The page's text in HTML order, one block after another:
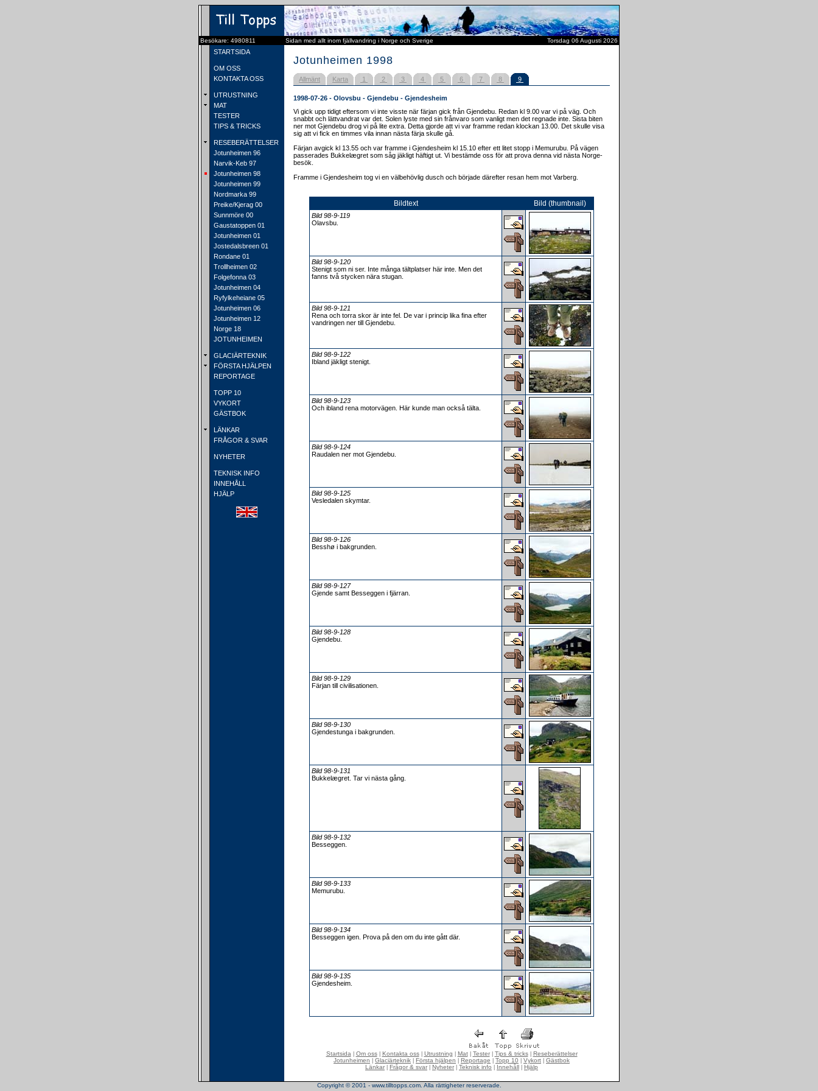
Besökare: 4980811 Sidan med allt inom fjällvandring i Norge och Sverige Torsdag 06 Augusti 2026
STARTSIDA
OM OSS
KONTAKTA OSS
UTRUSTNING
MAT
TESTER
TIPS & TRICKS
RESEBERÄTTELSER
Jotunheimen 96
Narvik-Keb 97
Jotunheimen 98
Jotunheimen 99
Nordmarka 99
Preike/Kjerag 00
Sunnmöre 00
Gaustatoppen 01
Jotunheimen 01
Jostedalsbreen 01
Rondane 01
Trollheimen 02
Folgefonna 03
Jotunheimen 04
Ryfylkeheiane 05
Jotunheimen 06
Jotunheimen 12
Norge 18
JOTUNHEIMEN
GLACIÄRTEKNIK
FÖRSTA HJÄLPEN
REPORTAGE
TOPP 10
VYKORT
GÄSTBOK
LÄNKAR
FRÅGOR & SVAR
NYHETER
TEKNISK INFO
INNEHÅLL
HJÄLP
Jotunheimen 1998
Allmänt Karta 1 2 3 4 5 6 7 8 9
1998-07-26 - Olovsbu - Gjendebu - Gjendesheim
Vi gick upp tidigt eftersom vi inte visste när färjan gick från Gjendebu. Redan kl 9.00 var vi på väg. Och
snabbt och lättvandrat var det. Solen lyste med sin frånvaro som vanligt men det regnade inte. Sista biten
ner mot Gjendebu drog vi på lite extra. Detta gjorde att vi var framme redan klockan 13.00. Det skulle visa
sig att vi fick en timmes vila innan nästa färja skulle gå.
Färjan avgick kl 13.55 och var framme i Gjendesheim kl 15.10 efter ett litet stopp i Memurubu. På vägen
passerades Bukkelægret som såg jäkligt häftigt ut. Vi bestämde oss för att prova denna vid nästa Norge-
besök.
Framme i Gjendesheim tog vi en välbehövlig dusch och började därefter resan hem mot Varberg.
Bildtext Bild (thumbnail)
Bild 98-9-119
Olavsbu.
Bild 98-9-120
Stenigt som ni ser. Inte många tältplatser här inte. Men det
fanns två stycken nära stugan.
Bild 98-9-121
Rena och torra skor är inte fel. De var i princip lika fina efter
vandringen ner till Gjendebu.
Bild 98-9-122
Ibland jäkligt stenigt.
Bild 98-9-123
Och ibland rena motorvägen. Här kunde man också tälta.
Bild 98-9-124
Raudalen ner mot Gjendebu.
Bild 98-9-125
Vesledalen skymtar.
Bild 98-9-126
Besshø i bakgrunden.
Bild 98-9-127
Gjende samt Besseggen i fjärran.
Bild 98-9-128
Gjendebu.
Bild 98-9-129
Färjan till civilisationen.
Bild 98-9-130
Gjendestunga i bakgrunden.
Bild 98-9-131
Bukkelægret. Tar vi nästa gång.
Bild 98-9-132
Besseggen.
Bild 98-9-133
Memurubu.
Bild 98-9-134
Besseggen igen. Prova på den om du inte gått där.
Bild 98-9-135
Gjendesheim.
Startsida| Om oss| Kontakta oss| Utrustning Mat| Tester| Tips & tricks| Reseberättelser
Jotunheimen
Glaciärteknik Första hjälpen Reportage Topp 10 Vykort
Gästbok
Länkar
Frågor & svar Nyheter Teknisk info Innehåll Hjälp
Copyright © 2001 - www.tilltopps.com. Alla rättigheter reserverade.